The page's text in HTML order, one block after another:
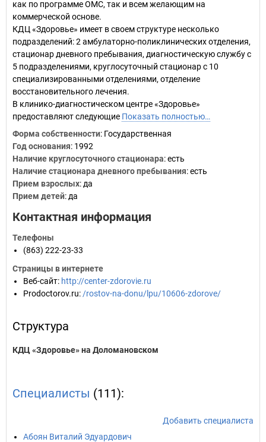
как по программе ОМС, так и всем желающим на
коммерческой основе.
КДЦ «Здоровье» имеет в своем структуре несколько
подразделений: 2 амбулаторно-поликлинических отделения,
стационар дневного пребывания, диагностическую службу с
5 подразделениями, круглосуточный стационар с 10
специализированными отделениями, отделение
восстановительного лечения.
В клинико-диагностическом центре «Здоровье»
предоставляют следующие Показать полностью…
Форма собственности: Государственная
Год основания: 1992
Наличие круглосуточного стационара: есть
Наличие стационара дневного пребывания: есть
Прием взрослых: да
Прием детей: да
Контактная информация
Телефоны
(863) 222-23-33
Страницы в интернете
Веб-сайт: http://center-zdorovie.ru
Prodoctorov.ru: /rostov-na-donu/lpu/10606-zdorove/
Структура
КДЦ «Здоровье» на Доломановском
Специалисты (111):
Добавить специалиста
Абоян Виталий Эдуардович